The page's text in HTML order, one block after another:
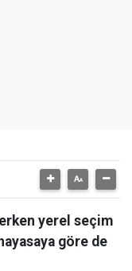
yerel seçim
göre de